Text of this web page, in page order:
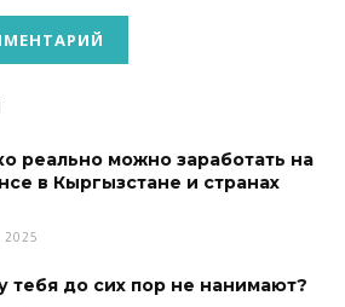
реально можно заработать на
в Кыргызстане и странах
тебя до сих пор не нанимают?